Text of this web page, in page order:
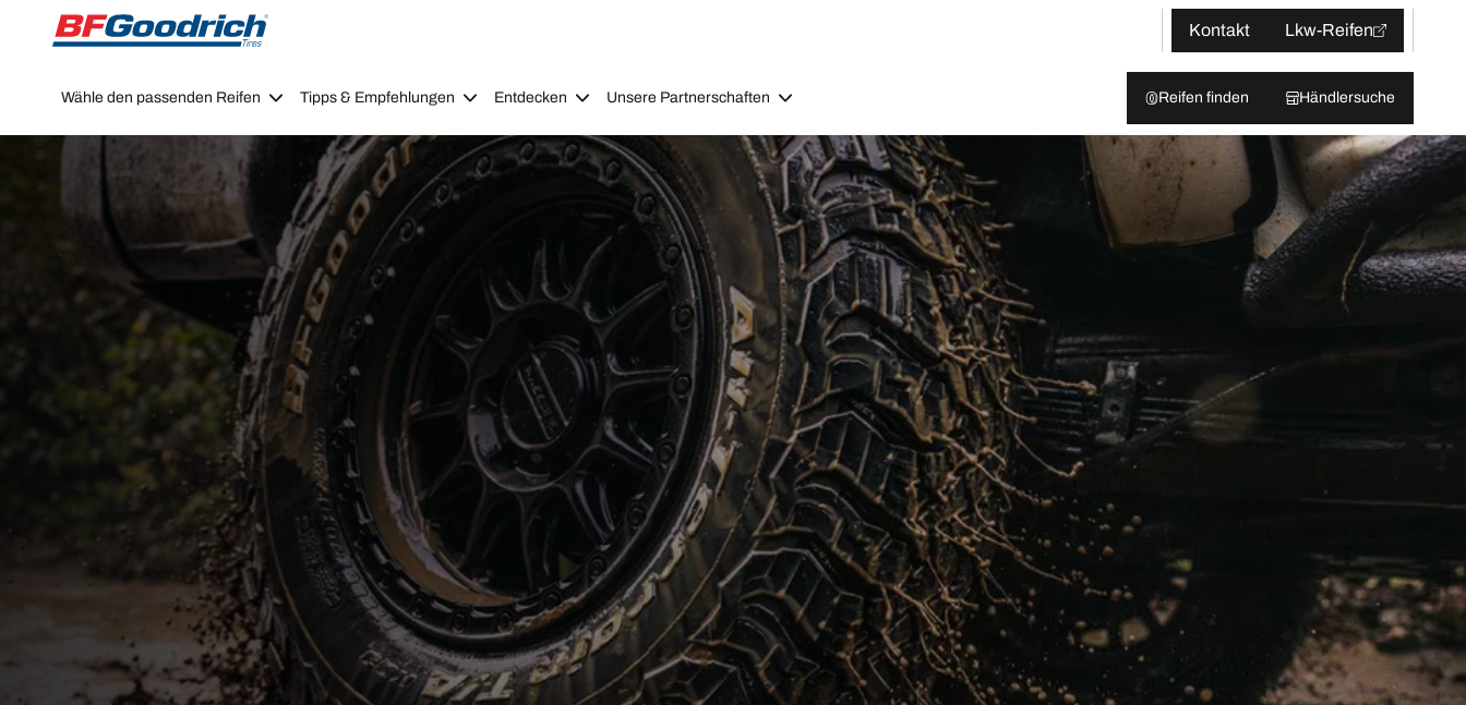
Go to page content
Go to page navigation
Kontakt
Lkw-Reifen
Wähle den passenden Reifen Tipps & Empfehlungen Entdecken Unsere Partnerschaften Reifen finden Händlersuche